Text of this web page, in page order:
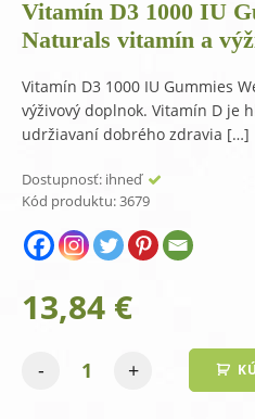
Vitamín D3 1000 IU
Naturals vitamín a
Vitamín D3 1000 IU Gummies
výživový doplnok. Vitamín D je
udržiavaní dobrého zdravia […]
Dostupnosť: ihneď
Kód produktu:3679
13,84 €
- +